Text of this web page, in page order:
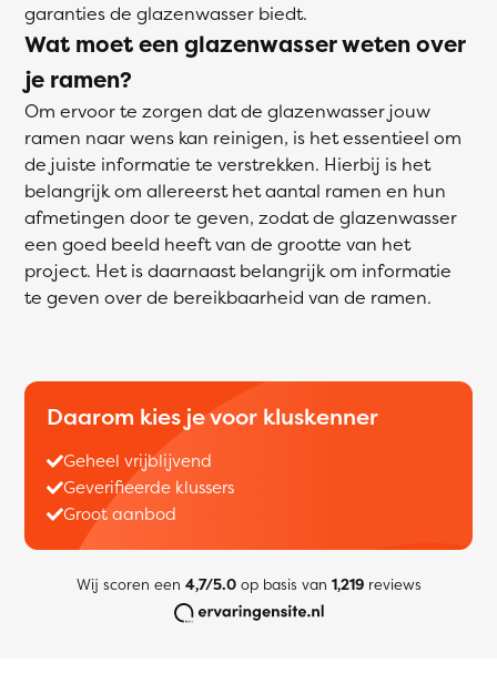
garanties de glazenwasser biedt.
Wat moet een glazenwasser weten over
je ramen?
Om ervoor te zorgen dat de glazenwasser jouw
ramen naar wens kan reinigen, is het essentieel om
de juiste informatie te verstrekken. Hierbij is het
belangrijk om allereerst het aantal ramen en hun
afmetingen door te geven, zodat de glazenwasser
een goed beeld heeft van de grootte van het
project. Het is daarnaast belangrijk om informatie
te geven over de bereikbaarheid van de ramen.
Daarom kies je voor kluskenner
Geheel vrijblijvend
Geverifieerde klussers
Groot aanbod
Wij scoren een 4,7/5.0op basis van 1,219reviews